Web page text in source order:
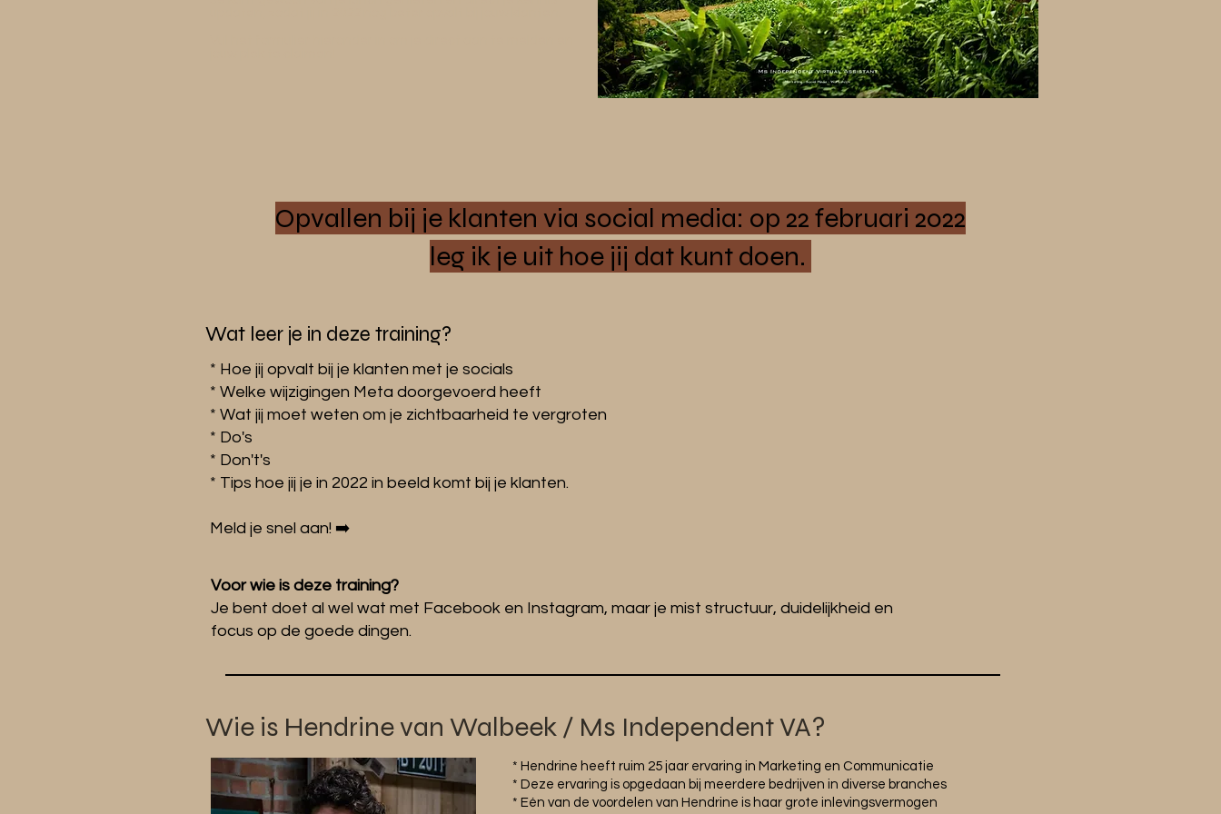
Opvallen bij je klanten via social media: op 22 februari 2022
leg ik je uit hoe jij dat kunt doen.
Wat leer je in deze training?
* Hoe jij opvalt bij je klanten met je socials
* Welke wijzigingen Meta doorgevoerd heeft
* Wat jij moet weten om je zichtbaarheid te vergroten
* Do's
* Don't's
* Tips hoe jij je in 2022 in beeld komt bij je klanten.
Meld je snel aan! ➡️
Voor wie is deze training?
Je bent doet al wel wat met Facebook en Instagram, maar je mist structuur, duidelijkheid en
focus op de goede dingen.
Wie is Hendrine van Walbeek / Ms Independent VA?
* Hendrine heeft ruim 25 jaar ervaring in Marketing en Communicatie
* Deze ervaring is opgedaan bij meerdere bedrijven in diverse branches
* Eén van de voordelen van Hendrine is haar grote inlevingsvermogen